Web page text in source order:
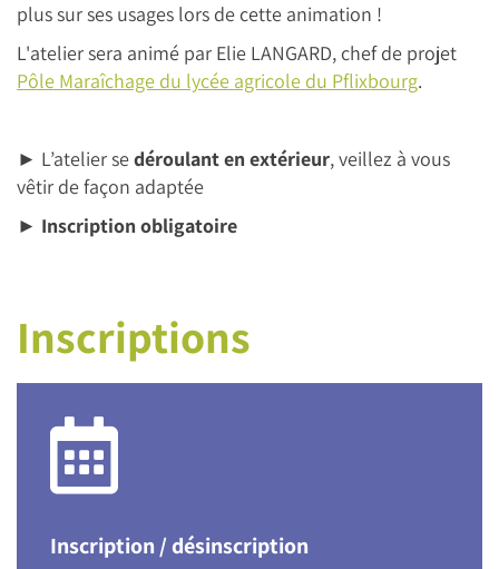
plus sur ses usages lors de cette animation !
L'atelier sera animé par Elie LANGARD, chef de projet
Pôle Maraîchage du lycée agricole du Pflixbourg.
► L’atelier sedéroulant en extérieur, veillez à vous
vêtir de façon adaptée
► Inscription obligatoire
Inscriptions
Inscription / désinscription